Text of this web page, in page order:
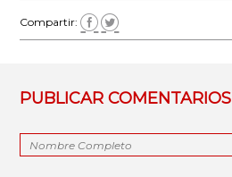
Compartir:
PUBLICAR COMENTARIOS